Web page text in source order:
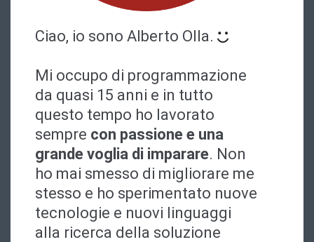
Ciao, io sono Alberto Olla.
Mi occupo di programmazione
da quasi 15 anni e in tutto
questo tempo ho lavorato
sempre con passione e una
grande voglia di imparare. Non
ho mai smesso di migliorare me
stesso e ho sperimentato nuove
tecnologie e nuovi linguaggi
alla ricerca della soluzione